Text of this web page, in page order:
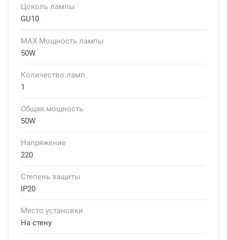
Цоколь лампы
GU10
MAX Мощность лампы
50W
Количество ламп
1
Общая мощность
50W
Напряжение
220
Степень защиты
IP20
Место установки
На стену